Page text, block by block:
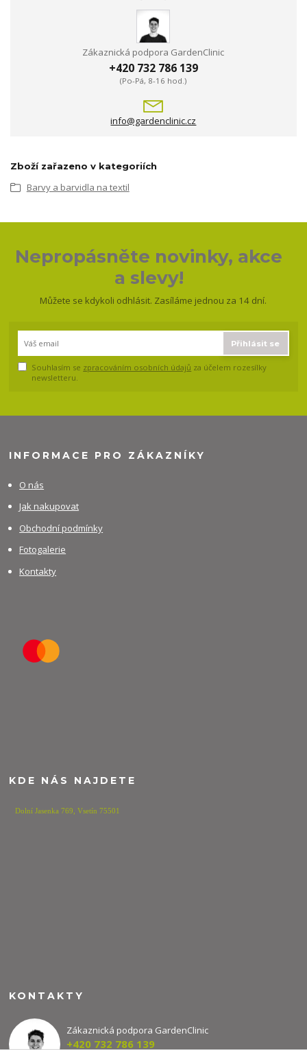
Zákaznická podpora GardenClinic
+420 732 786 139
(Po-Pá, 8-16 hod.)
info@gardenclinic.cz
Zboží zařazeno v kategoriích
Barvy a barvidla na textil
Nepropásněte novinky, akce
a slevy!
Můžete se kdykoli odhlásit. Zasíláme jednou za 14 dní.
Přihlásit se
Souhlasím se zpracováním osobních údajů za účelem rozesílky
newsletteru.
INFORMACE PRO ZÁKAZNÍKY
O nás
Jak nakupovat
Obchodní podmínky
Fotogalerie
Kontakty
KDE NÁS NAJDETE
Dolní Jasenka 769,Vsetín 75501
KONTAKTY
Zákaznická podpora GardenClinic
+420 732 786 139